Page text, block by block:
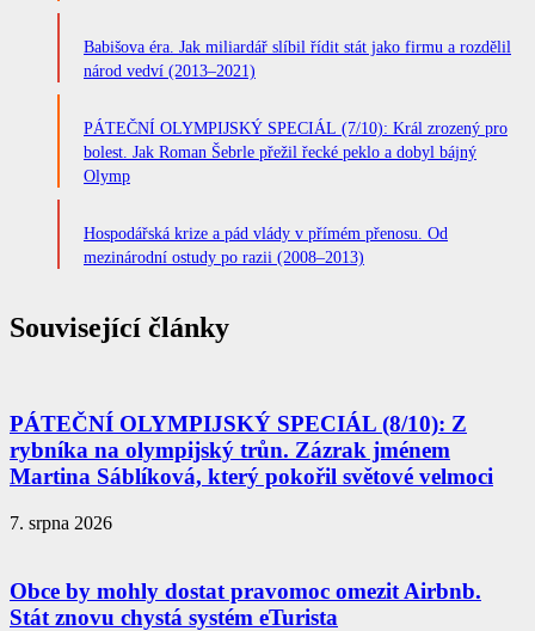
Babišova éra. Jak miliardář slíbil řídit stát jako firmu a rozdělil
národ vedví (2013–2021)
PÁTEČNÍ OLYMPIJSKÝ SPECIÁL (7/10): Král zrozený pro
bolest. Jak Roman Šebrle přežil řecké peklo a dobyl bájný
Olymp
Hospodářská krize a pád vlády v přímém přenosu. Od
mezinárodní ostudy po razii (2008–2013)
Související články
PÁTEČNÍ OLYMPIJSKÝ SPECIÁL (8/10): Z
rybníka na olympijský trůn. Zázrak jménem
Martina Sáblíková, který pokořil světové velmoci
7. srpna 2026
Obce by mohly dostat pravomoc omezit Airbnb.
Stát znovu chystá systém eTurista